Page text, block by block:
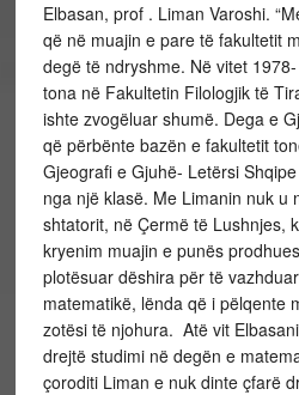
Elbasan, prof . Liman Varoshi.
që në muajin e pare të fakultetit
degë të ndryshme. Në vitet
tona në Fakultetin Filologjik të
ishte zvogëluar shumë. Dega e
që përbënte bazën e fakultetit
Gjeografi e Gjuhë- Letërsi
nga një klasë. Me Limanin nuk u
shtatorit, në Çermë të Lushnjes,
kryenim muajin e punës
plotësuar dëshira për të
matematikë, lënda që i pëlqente
zotësi të njohura. Atë vit
drejtë studimi në degën e
çoroditi Liman e nuk dinte çfarë